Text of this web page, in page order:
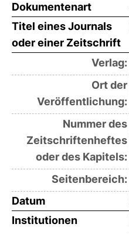
Dokumentenart
Titel eines Journals
oder einer Zeitschrift
Verlag:
Ort der
Veröffentlichung:
Nummer des
Zeitschriftenheftes
oder des Kapitels:
Seitenbereich:
Datum
Institutionen